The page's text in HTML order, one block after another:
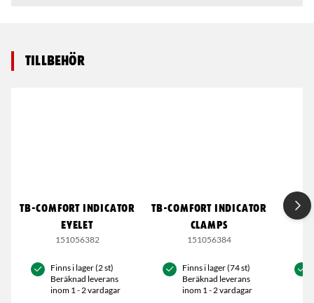
Tillbehör
TB-COMFORT INDICATOR
EYELET
151056382
Finns i lager (2 st)
Beräknad leverans
inom 1 - 2 vardagar
TB-COMFORT INDICATOR
CLAMPS
151056384
Finns i lager (74 st)
Beräknad leverans
inom 1 - 2 vardagar
TB-